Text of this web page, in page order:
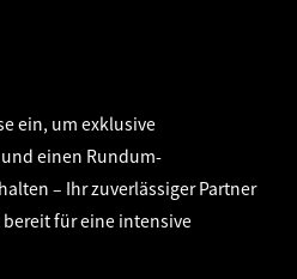
ein, um exklusive
einen Rundum-
– Ihr zuverlässiger Partner
für eine intensive